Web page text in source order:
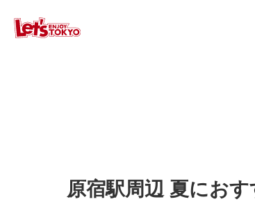
原宿駅周辺 夏にお